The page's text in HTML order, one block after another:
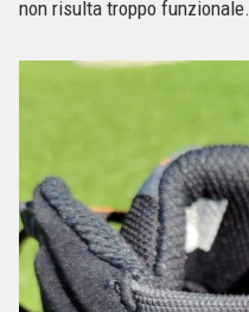
non risulta troppo funzionale.